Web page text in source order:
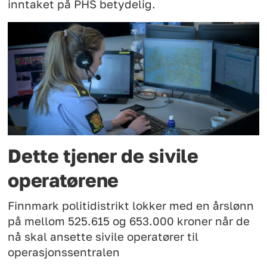
inntaket på PHS betydelig.
Dette tjener de sivile
operatørene
Finnmark politidistrikt lokker med en årslønn
på mellom 525.615 og 653.000 kroner når de
nå skal ansette sivile operatører til
operasjonssentralen